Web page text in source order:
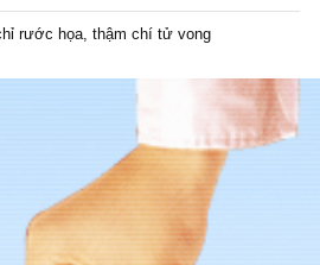
rước họa, thậm chí tử vong